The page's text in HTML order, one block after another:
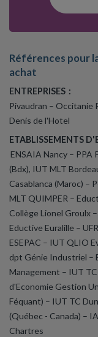
Références pour
achat
ENTREPRISES :
Pivaudran – Occitanie
Denis de l'Hotel
ETABLISSEMENTS
ENSAIA Nancy – PPA
(Bdx), IUT MLT
Casablanca (Maroc) –
MLT QUIMPER –
Collège Lionel Groulx
Eductive Euralille –
ESEPAC – IUT QLIO
dpt Génie Industriel –
Management – IUT
d'Economie Gestion
Féquant) – IUT TC
(Québec - Canada) –
Chartres